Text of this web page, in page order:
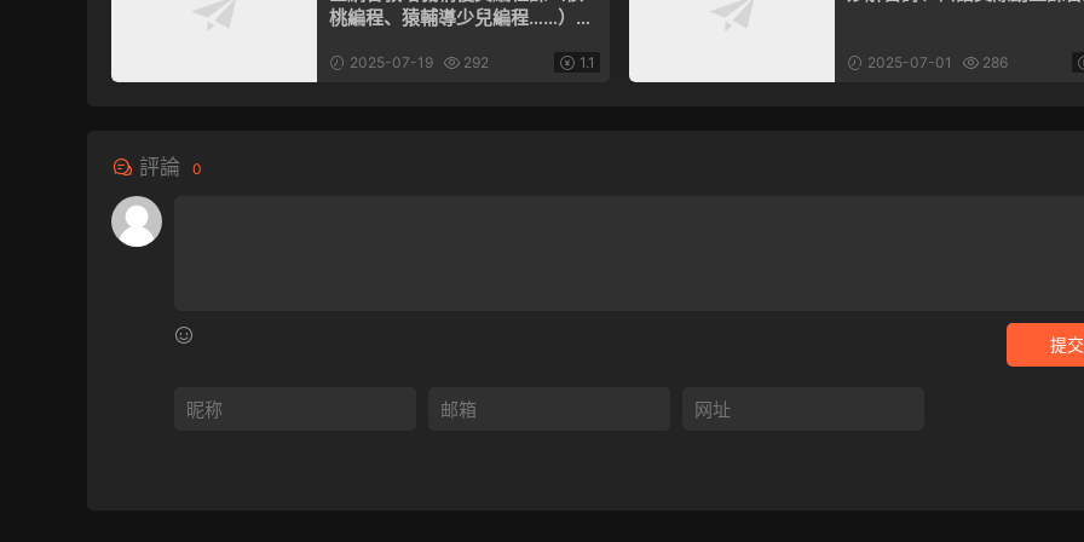
桃編程、猿輔導少兒編程……）持
2025-07-19 292 1.1 2025-07-01 286
評論 0
提交